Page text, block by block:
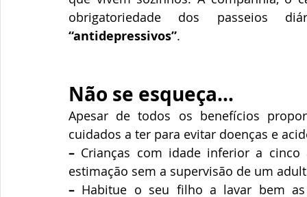
obrigatoriedade dos passeios
“antidepressivos”.
Não se esqueça…
Apesar de todos os benefícios
cuidados a ter para evitar doenças e
– Crianças com idade inferior a
estimação sem a supervisão de um
– Habitue o seu filho a lavar bem